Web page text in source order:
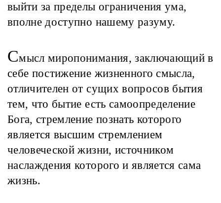
выйти за пределы ограничения ума,
вполне доступно нашему разуму.
Смысл миропонимания, заключающий в
себе постижение жизненного смысла,
отличителен от сущих вопросов бытия
тем, что бытие есть самоопределение
Бога, стремление познать которого
является высшим стремлением
человеческой жизни, источником
наслаждения которого и является сама
жизнь.